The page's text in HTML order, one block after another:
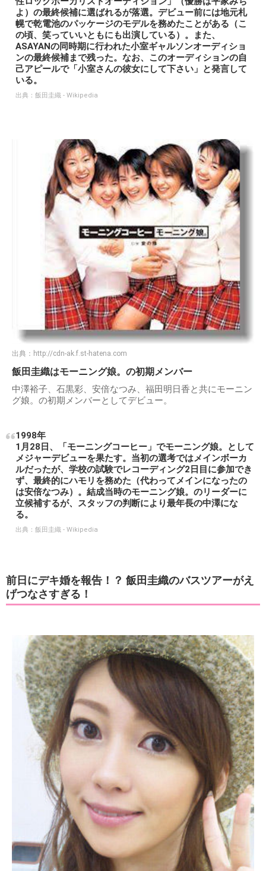
よ）の最終候補に選ばれるが落選。デビュー前には地元札
幌で乾電池のパッケージのモデルを務めたことがある（こ
の頃、笑っていいともにも出演している）。また、
ASAYANの同時期に行われた小室ギャルソンオーディショ
ンの最終候補まで残った。なお、このオーディションの自
己アピールで「小室さんの彼女にして下さい」と発言して
いる。
出典： 飯田圭織 - Wikipedia
出典： http://cdn-ak.f.st-hatena.com
飯田圭織はモーニング娘。の初期メンバー
中澤裕子、石黒彩、安倍なつみ、福田明日香と共にモーニン
グ娘。の初期メンバーとしてデビュー。
1998年
1月28日、「モーニングコーヒー」でモーニング娘。として
メジャーデビューを果たす。当初の選考ではメインボーカ
ルだったが、学校の試験でレコーディング2日目に参加でき
ず、最終的にハモリを務めた（代わってメインになったの
は安倍なつみ）。結成当時のモーニング娘。のリーダーに
立候補するが、スタッフの判断により最年長の中澤にな
る。
出典： 飯田圭織 - Wikipedia
前日にデキ婚を報告！？ 飯田圭織のバスツアーがえ
げつなさすぎる！